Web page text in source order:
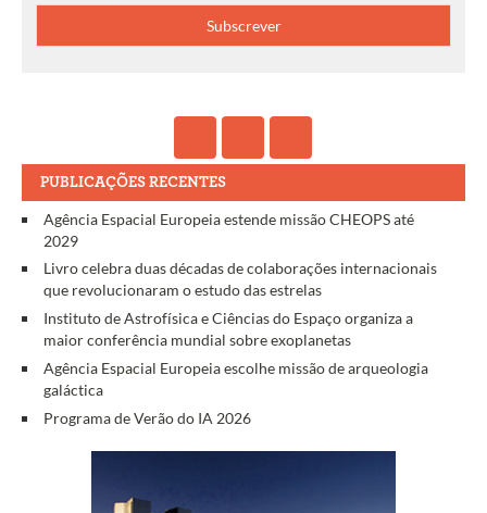
PUBLICAÇÕES RECENTES
Agência Espacial Europeia estende missão CHEOPS até
2029
Livro celebra duas décadas de colaborações internacionais
que revolucionaram o estudo das estrelas
Instituto de Astrofísica e Ciências do Espaço organiza a
maior conferência mundial sobre exoplanetas
Agência Espacial Europeia escolhe missão de arqueologia
galáctica
Programa de Verão do IA 2026